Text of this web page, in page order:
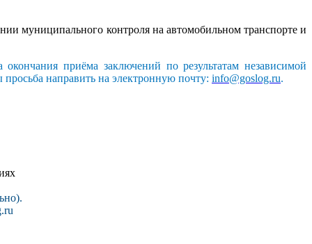
муниципального контроля на автомобильном транспорте и
приёма заключений по результатам независимой
направить на электронную почту: info@goslog.ru.